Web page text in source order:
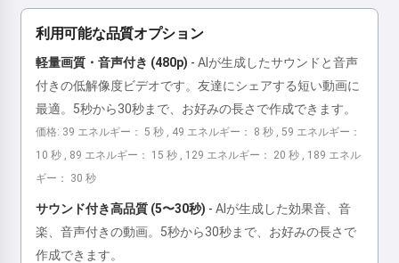
利用可能な品質オプション
軽量画質・音声付き (480p) - AIが生成したサウンドと音声
付きの低解像度ビデオです。友達にシェアする短い動画に
最適。5秒から30秒まで、お好みの長さで作成できます。
価格: 39 エネルギー： 5 秒 , 49 エネルギー： 8 秒 , 59 エネルギー：
10 秒 , 89 エネルギー： 15 秒 , 129 エネルギー： 20 秒 , 189 エネル
ギー： 30 秒
サウンド付き高品質 (5〜30秒) - AIが生成した効果音、音
楽、音声付きの動画。5秒から30秒まで、お好みの長さで
作成できます。